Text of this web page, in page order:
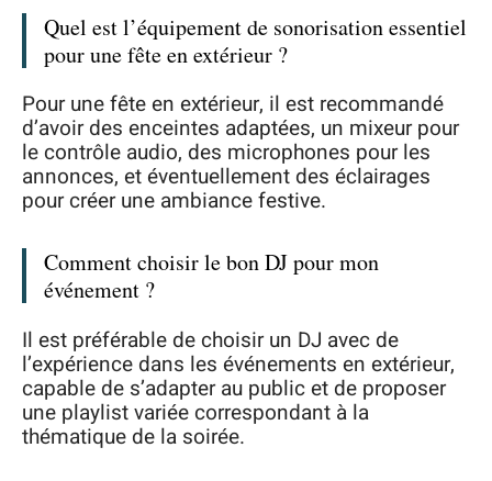
Quel est l’équipement de sonorisation essentiel
pour une fête en extérieur ?
Pour une fête en extérieur, il est recommandé
d’avoir des enceintes adaptées, un mixeur pour
le contrôle audio, des microphones pour les
annonces, et éventuellement des éclairages
pour créer une ambiance festive.
Comment choisir le bon DJ pour mon
événement ?
Il est préférable de choisir un DJ avec de
l’expérience dans les événements en extérieur,
capable de s’adapter au public et de proposer
une playlist variée correspondant à la
thématique de la soirée.